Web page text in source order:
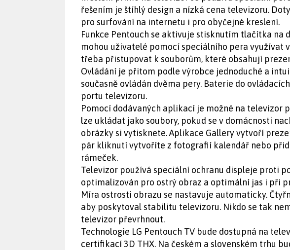
řešením je štíhlý design a nízká cena televizoru.
pro surfování na internetu i pro obyčejné kreslení.
Funkce Pentouch se aktivuje stisknutím tlačítka na
mohou uživatelé pomocí speciálního pera využívat
třeba přistupovat k souborům, které obsahují
Ovládání je přitom podle výrobce jednoduché a
současně ovládán dvěma pery. Baterie do
portu televizoru.
Pomocí dodávaných aplikací je možné na televizor
lze ukládat jako soubory, pokud se v domácnosti
obrázky si vytisknete. Aplikace Gallery vytvoří
pár kliknutí vytvoříte z fotografií kalendář nebo
rámeček.
Televizor používá speciální ochranu displeje proti
optimalizován pro ostrý obraz a optimální jas i při
Míra ostrosti obrazu se nastavuje automaticky.
aby poskytoval stabilitu televizoru. Nikdo se tak
televizor převrhnout.
Technologie LG Pentouch TV bude dostupná na
certifikací 3D THX. Na českém a slovenském trhu